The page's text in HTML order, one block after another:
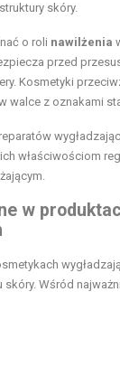
skóry.
o roli nawilżenia
przed
Kosmetyki
walce z oznakami
właściwościom
w
Wśród